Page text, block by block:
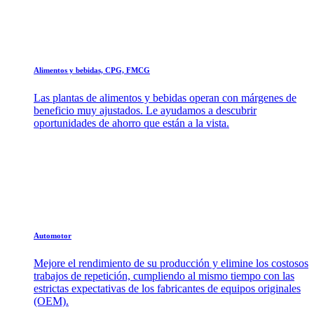
Alimentos y bebidas, CPG, FMCG
Las plantas de alimentos y bebidas operan con márgenes de
beneficio muy ajustados. Le ayudamos a descubrir
oportunidades de ahorro que están a la vista.
Automotor
Mejore el rendimiento de su producción y elimine los costosos
trabajos de repetición, cumpliendo al mismo tiempo con las
estrictas expectativas de los fabricantes de equipos originales
(OEM).